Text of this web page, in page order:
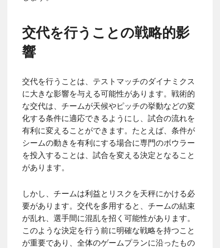
交代を行うことの戦略的影
響
交代を行うことは、テストマッチのダイナミクス
に大きな影響を与える可能性があります。戦術的
な交代は、チームが天候やピッチの挙動などの変
化する条件に適応できるようにし、試合の流れを
有利に変えることができます。たとえば、条件が
シームの動きを有利にする場合に専門のボウラー
を投入することは、試合を変える決定となること
があります。
しかし、チームは利益とリスクを天秤にかける必
要があります。交代を多用すると、チームの結束
が乱れ、選手間に混乱を招く可能性があります。
このような決定を行う前に明確な戦略を持つこと
が重要であり、全体のゲームプランに沿ったもの